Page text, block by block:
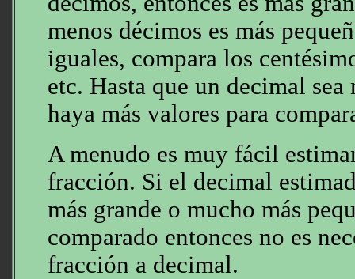
menos décimos es más
iguales, compara los
etc. Hasta que un decimal
haya más valores para
A menudo es muy fácil
fracción. Si el decimal
más grande o mucho más
comparado entonces no es
fracción a decimal.